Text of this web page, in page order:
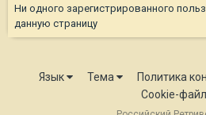
Ни одного зарегистрированного
данную страницу
Язык Тема
Политика
Cookie-